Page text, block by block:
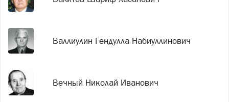
Валлиулин Гендулла Набиуллинович
Вечный Николай Иванович